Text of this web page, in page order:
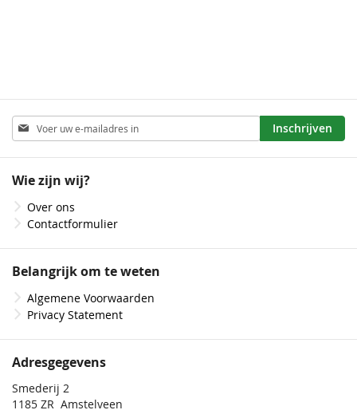
Abonneer
u
op
nieuwsbrief
Inschrijven
Wie zijn wij?
Over ons
Contactformulier
Belangrijk om te weten
Algemene Voorwaarden
Privacy Statement
Adresgegevens
Smederij 2
1185 ZR Amstelveen